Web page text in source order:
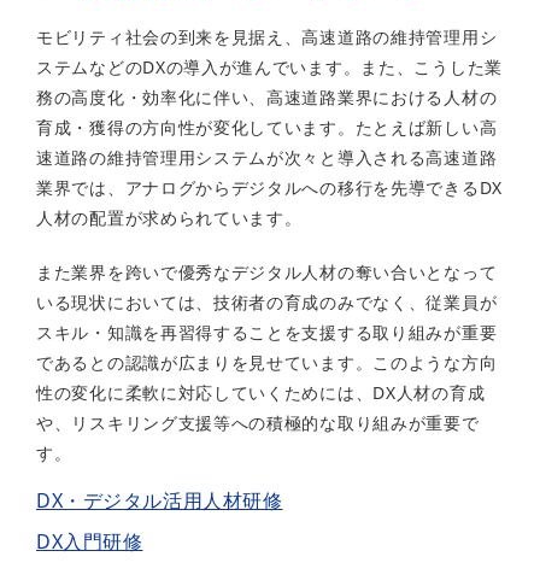
モビリティ社会の到来を見据え、高速道路の維持管理用シ
ステムなどのDXの導入が進んでいます。また、こうした業
務の高度化・効率化に伴い、高速道路業界における人材の
育成・獲得の方向性が変化しています。たとえば新しい高
速道路の維持管理用システムが次々と導入される高速道路
業界では、アナログからデジタルへの移行を先導できるDX
人材の配置が求められています。
また業界を跨いで優秀なデジタル人材の奪い合いとなって
いる現状においては、技術者の育成のみでなく、従業員が
スキル・知識を再習得することを支援する取り組みが重要
であるとの認識が広まりを見せています。このような方向
性の変化に柔軟に対応していくためには、DX人材の育成
や、リスキリング支援等への積極的な取り組みが重要で
す。
DX・デジタル活用人材研修
DX入門研修